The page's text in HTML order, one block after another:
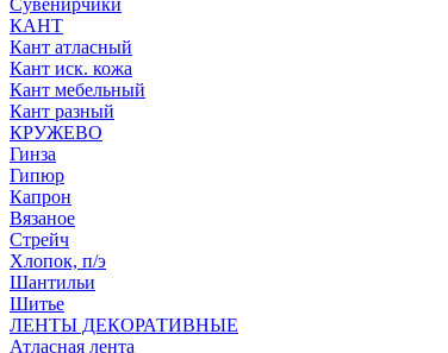
Сувенирчики
КАНТ
Кант атласный
Кант иск. кожа
Кант мебельный
Кант разный
КРУЖЕВО
Гинза
Гипюр
Капрон
Вязаное
Стрейч
Хлопок, п/э
Шантильи
Шитье
ЛЕНТЫ ДЕКОРАТИВНЫЕ
Атласная лента